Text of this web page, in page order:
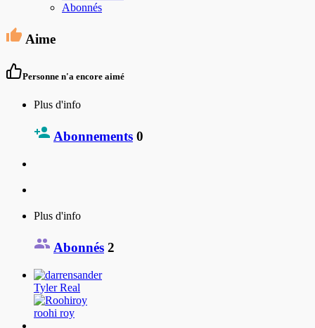
Abonnés
Aime
Personne n'a encore aimé
Plus d'info
Abonnements 0
Plus d'info
Abonnés 2
Tyler Real
roohi roy